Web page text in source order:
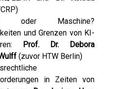
oder Maschine?
und Grenzen von KI-
Prof. Dr. Debora
(zuvor HTW Berlin)
in Zeiten von